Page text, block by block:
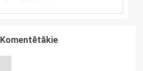
Komentētākie